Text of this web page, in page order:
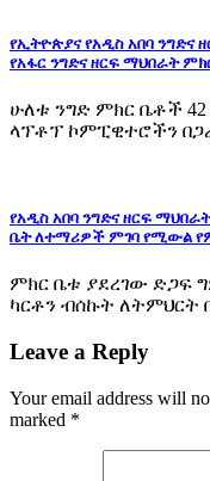
የኢትዮጵያና የአዲስ አበባ ንግድና
የአፋር ንግድና ዘርፍ ማህበራት
ሁለቱ ንግድ ምክር ቤቶች 42
ላፕቶፕ ኮምፒዊተሮችን በጋራ
የአዲስ አበባ ንግድና ዘርፍ
ቤት ለተማሪዎች ምገባ የሚውል
ምክር ቤቱ ያደረገው ድጋፍ
ካርቶን ብሰኩት ለትምህርት
Leave a Reply
Your email address will
marked *